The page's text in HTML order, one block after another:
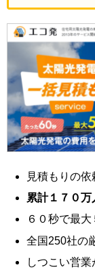
見積もりの依
累計１７０
６０秒で最
全国250社の
しつこい営